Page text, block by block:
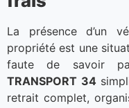
La présence d’un
propriété est une
faute de savoir
TRANSPORT 34
retrait complet,